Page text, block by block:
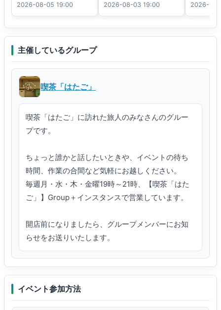
2026-08-05 19:00 2026-08-03 19:00 2026-07-
主催しているグループ
喫茶「はたご」
喫茶「はたご」に訪れた旅人のみなさんのグルー
プです。
ちょっと誰かと話したいときや、イベントの待ち
時間、作業の合間など気軽にお越しください。
毎週月・水・木・金曜19時～21時、【喫茶「はた
ご」】Group＋インスタンスで営業しています。
開店前になりましたら、グループメンバーにお知
らせをお送りいたします。
イベント参加方法